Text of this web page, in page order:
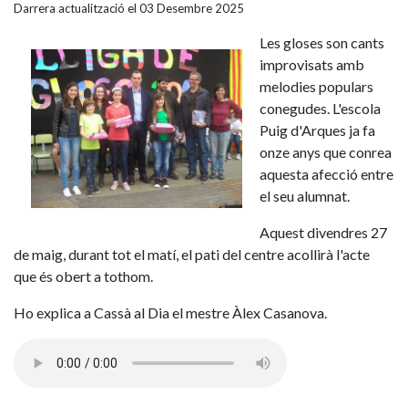
Darrera actualització el 03 Desembre 2025
Les gloses son cants
improvisats amb
melodies populars
conegudes. L'escola
Puig d'Arques ja fa
onze anys que conrea
aquesta afecció entre
el seu alumnat.
Aquest divendres 27
de maig, durant tot el matí, el pati del centre acollirà l'acte
que és obert a tothom.
Ho explica a Cassà al Dia el mestre Àlex Casanova.